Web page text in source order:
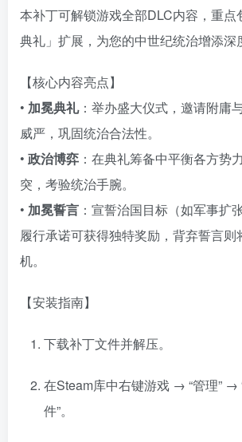
热度 1671热度 862热度
本补丁可解锁游戏全部DLC内容，重点
典礼」扩展，为您的中世纪统治增添深
【核心内容亮点】
• 加冕典礼：举办盛大仪式，邀请附庸
威严，巩固统治合法性。
• 政治博弈 ：在典礼筹备中平衡各方势
突，考验统治手腕。
• 加冕誓言 ：宣誓治国目标（如军事扩
履行承诺可获得独特奖励，背弃誓言则
机。
【安装指南】
下载补丁文件并解压。
在Steam库中右键游戏 → “管理” →
件”。